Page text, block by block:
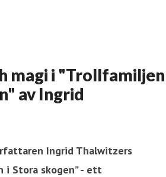
magi i "Trollfamiljen
av Ingrid
Ingrid Thalwitzers
i Stora skogen” - ett